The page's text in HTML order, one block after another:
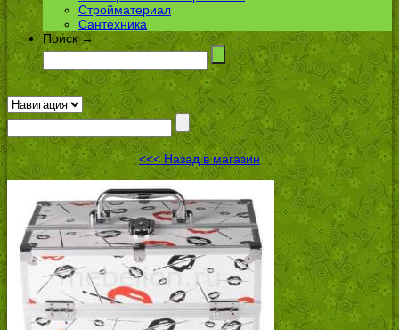
Стройматериал
Сантехника
Поиск →
<<< Назад в магазин